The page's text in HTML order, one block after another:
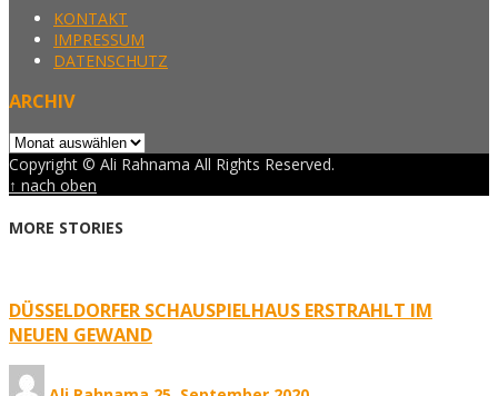
KONTAKT
IMPRESSUM
DATENSCHUTZ
ARCHIV
Archiv
Copyright © Ali Rahnama All Rights Reserved.
↑ nach oben
MORE STORIES
DÜSSELDORFER SCHAUSPIELHAUS ERSTRAHLT IM
NEUEN GEWAND